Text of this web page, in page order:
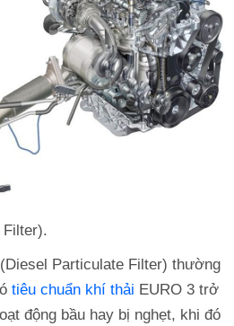
Filter).
Particulate Filter) thường
tiêu chuẩn khí thải EURO 3 trở
động bầu hay bị nghẹt, khi đó